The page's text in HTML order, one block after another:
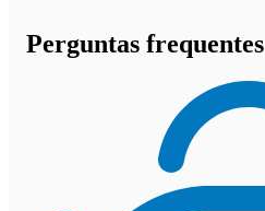
Perguntas frequentes